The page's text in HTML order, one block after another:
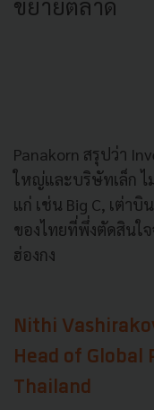
Panakorn สรุปว่า
ใหญ่และบริษัทเล็ก ไ
แก่ เช่น Big C, เต่า
ของไทยที่พึ่งตัดสินใ
ฮ่องกง
Nithi
Head of Global
Thailand